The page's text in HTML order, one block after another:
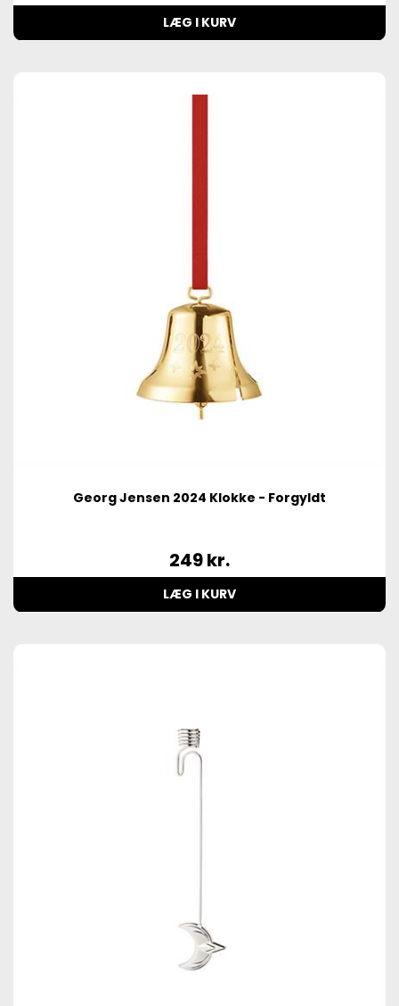
LÆG I KURV
Georg Jensen 2024 Klokke - Forgyldt
249kr.
LÆG I KURV